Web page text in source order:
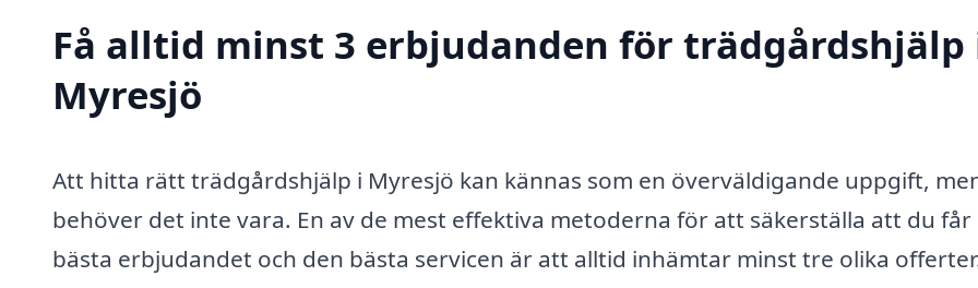
Få alltid minst 3 erbjudanden för trädgårdshjälp
Myresjö
Att hitta rätt trädgårdshjälp i Myresjö kan kännas som en överväldigande uppgift,
behöver det inte vara. En av de mest effektiva metoderna för att säkerställa att du får
bästa erbjudandet och den bästa servicen är att alltid inhämtar minst tre olika